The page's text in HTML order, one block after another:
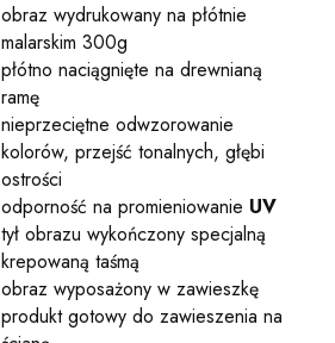
obraz wydrukowany na płótnie
malarskim 300g
płótno naciągnięte na drewnianą
ramę
nieprzeciętne odwzorowanie
kolorów, przejść tonalnych, głębi
ostrości
odporność na promieniowanie UV
tył obrazu wykończony specjalną
krepowaną taśmą
obraz wyposażony w zawieszkę
produkt gotowy do zawieszenia na